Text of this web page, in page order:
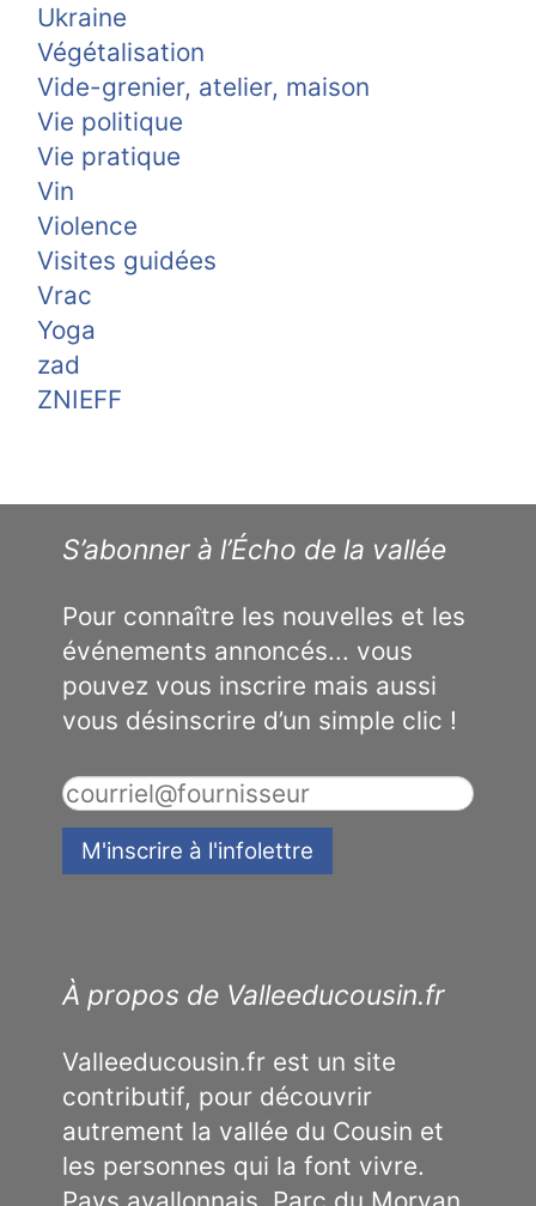
Ukraine
Végétalisation
Vide-grenier, atelier, maison
Vie politique
Vie pratique
Vin
Violence
Visites guidées
Vrac
Yoga
zad
ZNIEFF
S’abonner à l’Écho de la vallée
Pour connaître les nouvelles et les
événements annoncés... vous
pouvez vous inscrire mais aussi
vous désinscrire d’un simple clic !
À propos de Valleeducousin.fr
Valleeducousin.fr est un site
contributif, pour découvrir
autrement la vallée du Cousin et
les personnes qui la font vivre.